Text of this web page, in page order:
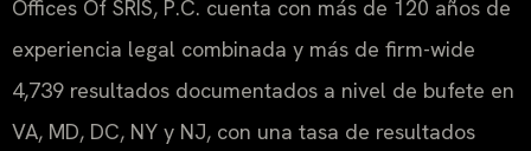
Offices Of SRIS, P.C. cuenta con más de 120 años de
experiencia legal combinada y más de firm-wide
4,739 resultados documentados a nivel de bufete en
VA, MD, DC, NY y NJ, con una tasa de resultados